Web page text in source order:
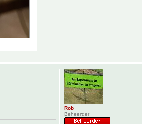
Rob
Beheerder